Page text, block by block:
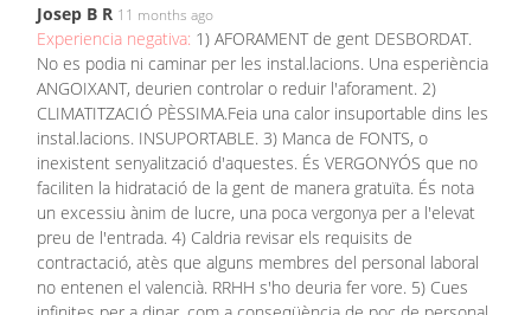
Josep B R 11 months ago
Experiencia negativa: 1) AFORAMENT de gent DESBORDAT.
No es podia ni caminar per les instal.lacions. Una esperiència
ANGOIXANT, deurien controlar o reduir l'aforament. 2)
CLIMATITZACIÓ PÈSSIMA.Feia una calor insuportable dins les
instal.lacions. INSUPORTABLE. 3) Manca de FONTS, o
inexistent senyalització d'aquestes. És VERGONYÓS que no
faciliten la hidratació de la gent de manera gratuïta. És nota
un excessiu ànim de lucre, una poca vergonya per a l'elevat
preu de l'entrada. 4) Caldria revisar els requisits de
contractació, atès que alguns membres del personal laboral
no entenen el valencià. RRHH s'ho deuria fer vore. 5) Cues